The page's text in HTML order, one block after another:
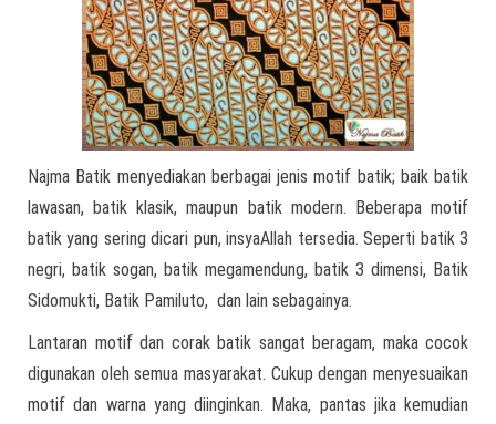
Najma Batik menyediakan berbagai jenis motif batik; baik batik
lawasan, batik klasik, maupun batik modern. Beberapa motif
batik yang sering dicari pun, insyaAllah tersedia. Seperti batik 3
negri, batik sogan, batik megamendung, batik 3 dimensi, Batik
Sidomukti, Batik Pamiluto, dan lain sebagainya.
Lantaran motif dan corak batik sangat beragam, maka cocok
digunakan oleh semua masyarakat. Cukup dengan menyesuaikan
motif dan warna yang diinginkan. Maka, pantas jika kemudian